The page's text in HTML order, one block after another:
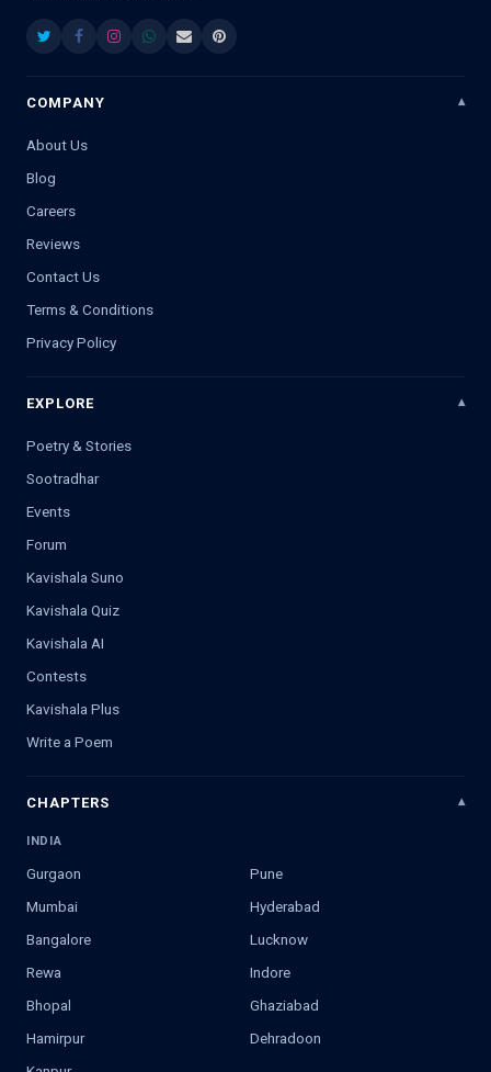
COMPANY
About Us
Blog
Careers
Reviews
Contact Us
Terms & Conditions
Privacy Policy
EXPLORE
Poetry & Stories
Sootradhar
Events
Forum
Kavishala Suno
Kavishala Quiz
Kavishala AI
Contests
Kavishala Plus
Write a Poem
CHAPTERS
INDIA
Gurgaon
Pune
Mumbai
Hyderabad
Bangalore
Lucknow
Rewa
Indore
Bhopal
Ghaziabad
Hamirpur
Dehradoon